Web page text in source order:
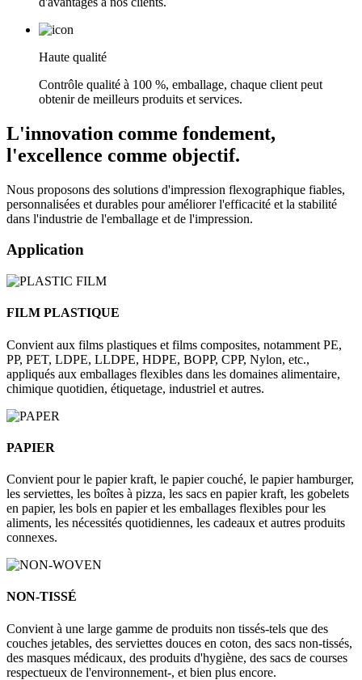
Haute qualité
Contrôle qualité à 100 %, emballage, chaque client peut
obtenir de meilleurs produits et services.
L'innovation comme fondement,
l'excellence comme objectif.
Nous proposons des solutions d'impression flexographique fiables,
personnalisées et durables pour améliorer l'efficacité et la stabilité
dans l'industrie de l'emballage et de l'impression.
Application
FILM PLASTIQUE
Convient aux films plastiques et films composites, notamment PE,
PP, PET, LDPE, LLDPE, HDPE, BOPP, CPP, Nylon, etc.,
appliqués aux emballages flexibles dans les domaines alimentaire,
chimique quotidien, étiquetage, industriel et autres.
PAPIER
Convient pour le papier kraft, le papier couché, le papier hamburger,
les serviettes, les boîtes à pizza, les sacs en papier kraft, les gobelets
en papier, les bols en papier et les emballages flexibles pour les
aliments, les nécessités quotidiennes, les cadeaux et autres produits
connexes.
NON-TISSÉ
Convient à une large gamme de produits non tissés-tels que des
couches jetables, des serviettes douces en coton, des sacs non-tissés,
des masques médicaux, des produits d'hygiène, des sacs de courses
respectueux de l'environnement-, et bien plus encore.